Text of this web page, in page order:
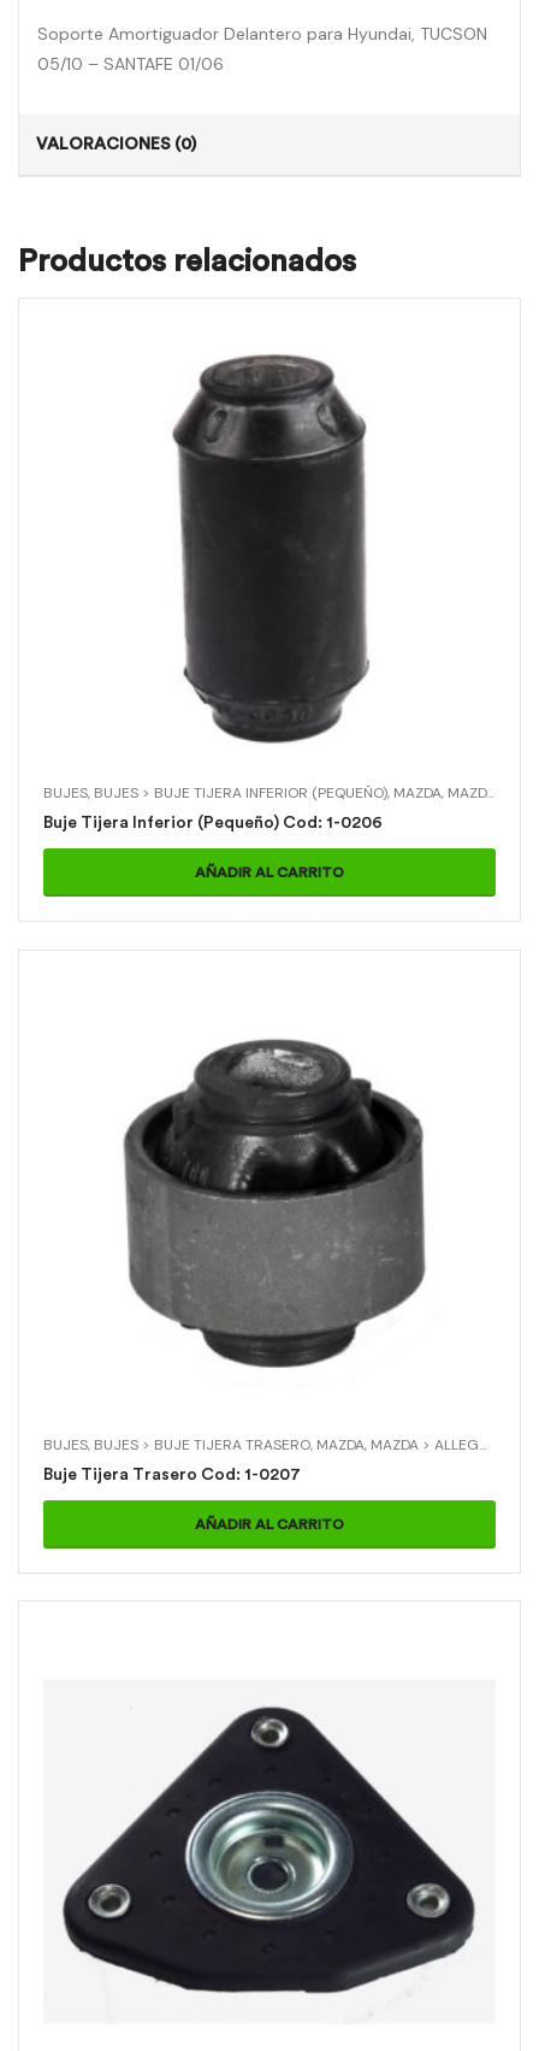
Soporte Amortiguador Delantero para Hyundai, TUCSON
05/10 – SANTAFE 01/06
VALORACIONES (0)
Productos relacionados
BUJES, BUJES > BUJE TIJERA INFERIOR (PEQUEÑO), MAZDA, MAZDA > B2600 (4X4)
Buje Tijera Inferior (Pequeño) Cod: 1-0206
AÑADIR AL CARRITO
BUJES, BUJES > BUJE TIJERA TRASERO, MAZDA, MAZDA > ALLEGRO
Buje Tijera Trasero Cod: 1-0207
AÑADIR AL CARRITO